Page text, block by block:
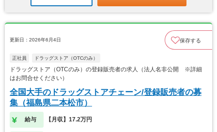
更新日：2026年6月4日 保存する
正社員 ドラッグストア（OTCのみ）
ドラッグストア（OTCのみ）の登録販売者の求人（法人名非公開 ※詳細
はお問合せください）
全国大手のドラッグストアチェーン/登録販売者の募
集（福島県二本松市）
給与 【月収】17.2万円